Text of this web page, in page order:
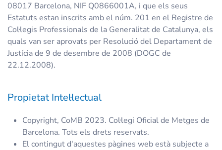
08017 Barcelona, NIF Q0866001A, i que els seus
Estatuts estan inscrits amb el núm. 201 en el Registre de
Col·legis Professionals de la Generalitat de Catalunya, els
quals van ser aprovats per Resolució del Departament de
Justícia de 9 de desembre de 2008 (DOGC de
22.12.2008).
Propietat Intel·lectual
Copyright, CoMB 2023. Col·legi Oficial de Metges de
Barcelona. Tots els drets reservats.
El contingut d'aquestes pàgines web està subjecte a